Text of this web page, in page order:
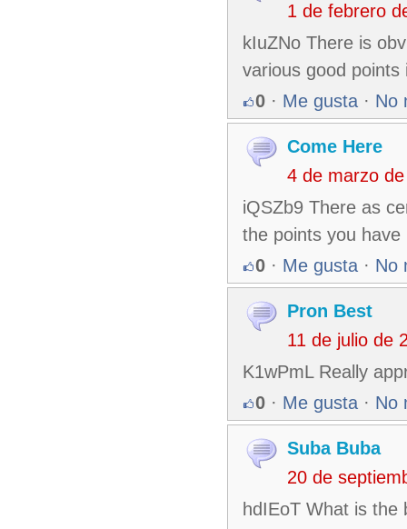
1 de febrero
kIuZNo There is
various good points
0 · Me gusta · No
Come Here
4 de marzo
iQSZb9 There as
the points you have
0 · Me gusta · No
Pron Best
11 de julio de
K1wPmL Really
0 · Me gusta · No
Suba Buba
20 de
hdIEoT What is the